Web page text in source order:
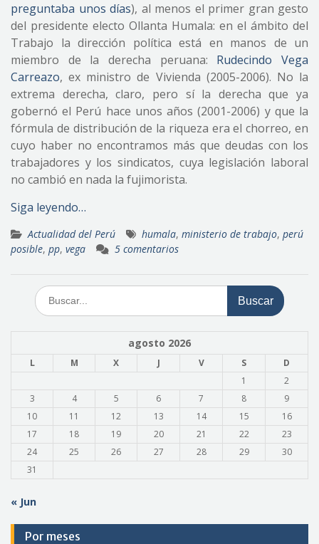
preguntaba unos días), al menos el primer gran gesto
del presidente electo Ollanta Humala: en el ámbito del
Trabajo la dirección política está en manos de un
miembro de la derecha peruana: Rudecindo Vega
Carreazo, ex ministro de Vivienda (2005-2006). No la
extrema derecha, claro, pero sí la derecha que ya
gobernó el Perú hace unos años (2001-2006) y que la
fórmula de distribución de la riqueza era el chorreo, en
cuyo haber no encontramos más que deudas con los
trabajadores y los sindicatos, cuya legislación laboral
no cambió en nada la fujimorista.
Siga leyendo…
Actualidad del Perú humala, ministerio de trabajo, perú
posible, pp, vega 5 comentarios
Buscar:
agosto 2026
L M X J V S
D
1
2
3
4 5 6 7 8
9
10
11 12 13 14 15
16
17
18 19 20 21 22
23
24
25 26 27 28 29
30
31
« Jun
Por meses